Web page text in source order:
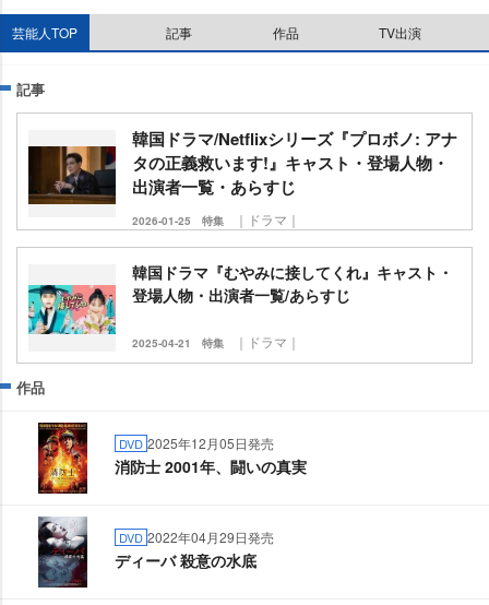
芸能人TOP 記事 作品 TV出演
記事
韓国ドラマ/Netflixシリーズ『プロボノ: アナ
タの正義救います!』キャスト・登場人物・
出演者一覧・あらすじ
2026-01-25 特集 ｜ドラマ｜
韓国ドラマ『むやみに接してくれ』キャスト・
登場人物・出演者一覧/あらすじ
2025-04-21 特集 ｜ドラマ｜
作品
DVD 2025年12月05日発売
消防士 2001年、闘いの真実
DVD 2022年04月29日発売
ディーバ 殺意の水底